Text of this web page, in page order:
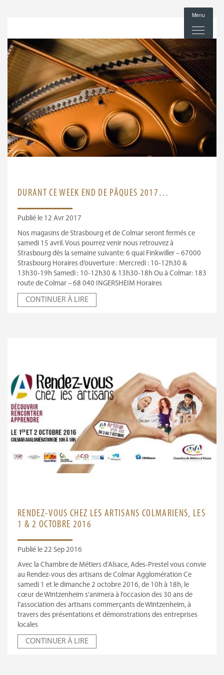
DURANT CE WEEK END DE PÂQUES 2017…
Publié le 12 Avr 2017
Nos magasins de Strasbourg et de Colmar seront fermés ce
samedi 15 avril. Vous pourrez venir nous retrouvez à
Strasbourg dès la semaine suivante: 6 quai Finkwiller – 67000
Strasbourg Horaires d’ouverture : Mercredi : 10-12h30 &
13h30-19h Samedi : 10-12h30 & 13h30-18h Ou à Colmar: 183
route de Colmar – 68 040 INGERSHEIM Horaires
CONTINUER À LIRE
RENDEZ-VOUS CHEZ LES ARTISANS COLMARIENS, LES
1 & 2 OCTOBRE 2016
Publié le 22 Sep 2016
Avec la Chambre de Métiers d’Alsace, Ades-Prestel vous convie
au Rendez-vous des artisans de Colmar Agglomération Ce
samedi 1 et le dimanche 2 octobre 2016, de 10h à 18h, le
cœur de Wintzenheim s’animera à l’occasion des 30 ans de
l’association des artisans commerçants de Wintzenheim, à
travers des présentations et démonstrations des entreprises
locales
CONTINUER À LIRE
Menu